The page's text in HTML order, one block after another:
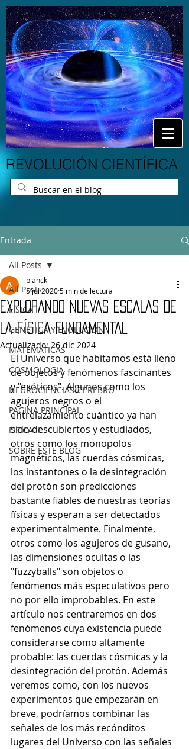
REVOLUCIÓN CIENTÍFICA
Entrada
All Posts
FISICA
GENETICA Y EVOLUCION
MATEMATICAS
COSMOLOGIA
NEUROCIENCIAS-CEREBRO
PAGINA PRINCIPAL
FISICA II
SOBRE ESTE BLOG
All Posts
EXPLORANDO NUEVAS ESCALAS DE
LA FÍSICA FUNDAMENTAL
planck
5 jul 20205 min de lectura
Actualizado:26 dic 2024
El Universo que habitamos está lleno
de objetos y fenómenos fascinantes
y "exóticos". Algunos como los
agujeros negros o el
entrelazamiento cuántico ya han
sido descubiertos y estudiados,
otros como los monopolos
magnéticos, las cuerdas cósmicas,
los instantones o la desintegración
del protón son predicciones
bastante fiables de nuestras teorías
físicas y esperan a ser detectados
experimentalmente. Finalmente,
otros como los agujeros de gusano,
las dimensiones ocultas o las
"fuzzyballs" son objetos o
fenómenos más especulativos pero
no por ello improbables. En este
artículo nos centraremos en dos
fenómenos cuya existencia puede
considerarse como altamente
probable: las cuerdas cósmicas y la
desintegración del protón. Además
veremos como, con los nuevos
experimentos que empezarán en
breve, podríamos combinar las
señales de los más recónditos
lugares del Universo con las señales